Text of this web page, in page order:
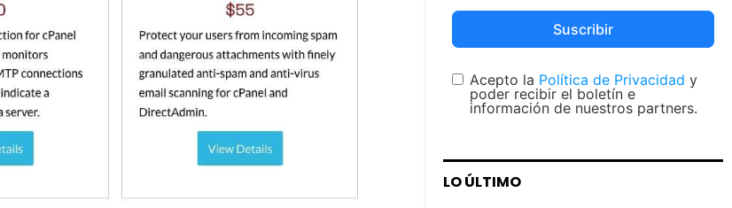
Suscribir
Acepto la Política de Privacidad y
poder recibir el boletín e
información de nuestros partners.
LO ÚLTIMO